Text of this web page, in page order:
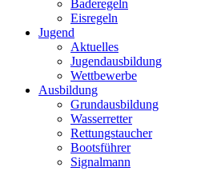
Baderegeln
Eisregeln
Jugend
Aktuelles
Jugendausbildung
Wettbewerbe
Ausbildung
Grundausbildung
Wasserretter
Rettungstaucher
Bootsführer
Signalmann